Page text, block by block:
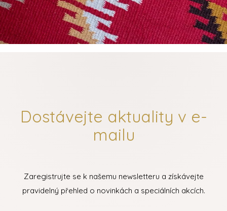
Dostávejte aktuality v e-
mailu
Zaregistrujte se k našemu newsletteru a získávejte
pravidelný přehled o novinkách a speciálních akcích.